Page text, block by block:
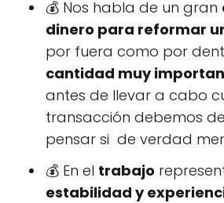
💰 Nos habla de un gran
dinero para reformar
por fuera como por
cantidad muy
antes de llevar a cabo
transacción debemos
pensar si de verdad
💰 En el trabajo
estabilidad y